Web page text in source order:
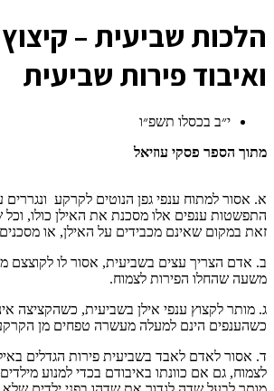
הלכות שביעית –
ואיבוד פירות שביעית
י״ב בכסלו תשפ״ו
מתוך הספר פסקי עוזיאל
א. אסור למתוח ענפי גפן הנוטים לקרקע
התפשטות ענפים אלו מסכנת את האילן כולו,
זאת במקום שאינם מכבידים על האילן, או
ב. אדם הצריך עצים בשביעית, אסור לו לקוצצם
משעה שהחלו הפירות לצמוח.
ג. מותר לקצוץ ענפי אילן בשביעית, כשהקציצה
כשהענפים הינם למעלה מעשרה טפחים מן
ד. אסור לאדם לאבד בשביעית פירות הגדלים
לצמוח, גם אם כוונתו באיבודם בכדי למנוע